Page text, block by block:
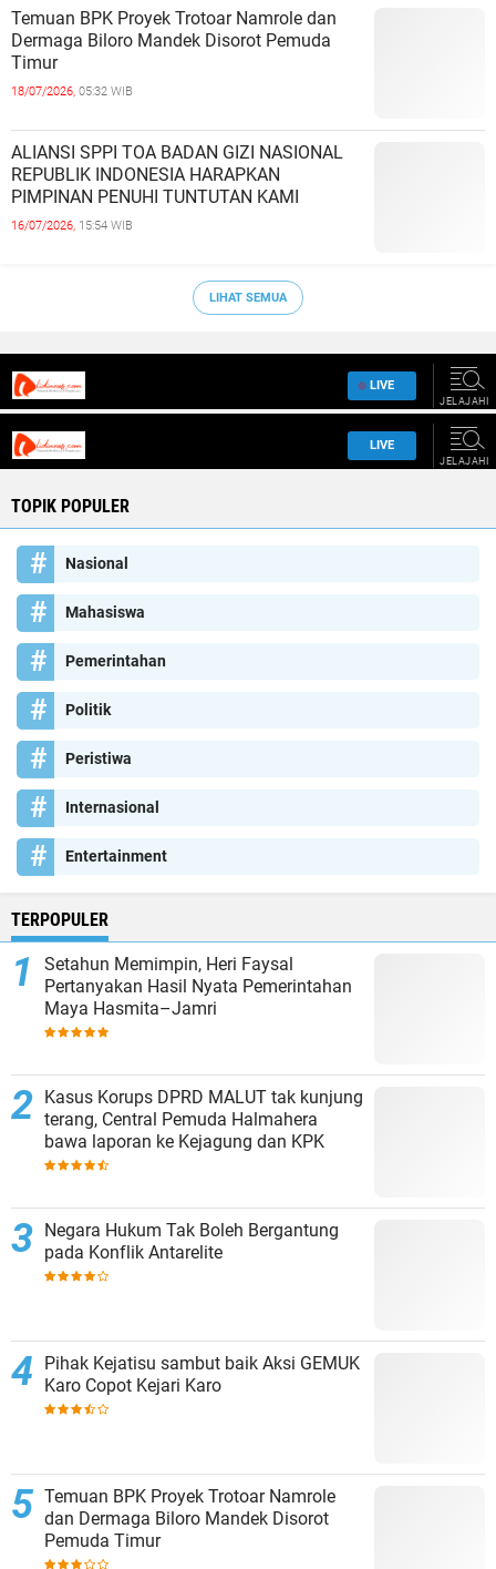
Temuan BPK Proyek Trotoar Namrole dan
Dermaga Biloro Mandek Disorot Pemuda
Timur
18/07/2026, 05:32 WIB
ALIANSI SPPI TOA BADAN GIZI NASIONAL
REPUBLIK INDONESIA HARAPKAN
PIMPINAN PENUHI TUNTUTAN KAMI
16/07/2026, 15:54 WIB
LIHAT SEMUA
TOPIK POPULER
Nasional
Mahasiswa
Pemerintahan
Politik
Peristiwa
Internasional
Entertainment
TERPOPULER
Setahun Memimpin, Heri Faysal
Pertanyakan Hasil Nyata Pemerintahan
Maya Hasmita–Jamri
Kasus Korups DPRD MALUT tak kunjung
terang, Central Pemuda Halmahera
bawa laporan ke Kejagung dan KPK
Negara Hukum Tak Boleh Bergantung
pada Konflik Antarelite
Pihak Kejatisu sambut baik Aksi GEMUK
Karo Copot Kejari Karo
Temuan BPK Proyek Trotoar Namrole
dan Dermaga Biloro Mandek Disorot
Pemuda Timur